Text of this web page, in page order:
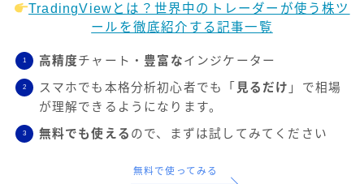
TradingViewとは？世界中のトレーダーが使う株ツ
ールを徹底紹介する記事一覧
高精度チャート・ 豊富なインジケーター
スマホでも本格分析初心者でも「 見るだけ 」で相場
が理解できるようになります。
無料でも使える ので、まずは試してみてください
無料で使ってみる